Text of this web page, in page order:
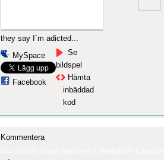
they say I`m adicted...
MySpace
Facebook
Se
bildspel
Hämta
inbäddad
kod
Kommentera